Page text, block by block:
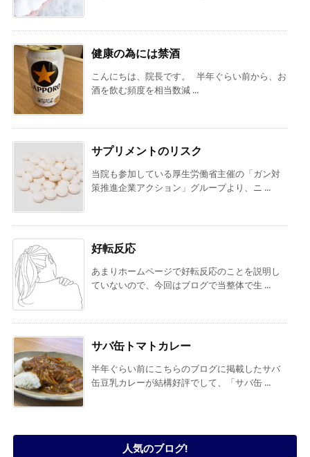
健康の為には禁酒
こんにちは、院長です。 半年ぐらい前から、お
酒を飲む頻度を相当数減 ...
サプリメントのリスク
当院も参加している厚生労働省主催の「ガン対
策推進企業アクション」グループより、ニ ...
好転反応
あまりホームページで好転反応のことを説明し
ていないので、今回はブログで当整体で生 ...
サバ缶トマトカレー
半年ぐらい前にこちらのブログに掲載したサバ
缶豆乳カレーが結構好評でして、「サバ缶 ...
人気のブログ!